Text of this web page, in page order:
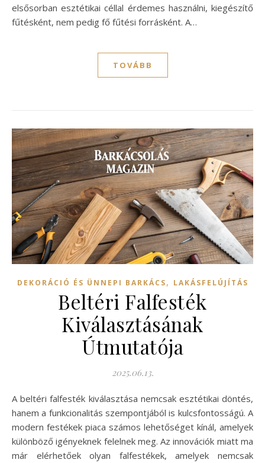
elsősorban esztétikai céllal érdemes használni, kiegészítő
fűtésként, nem pedig fő fűtési forrásként. A…
TOVÁBB
DEKORÁCIÓ ÉS ÜNNEPI BARKÁCS, LAKÁSFELÚJÍTÁS
Beltéri Falfesték
Kiválasztásának
Útmutatója
2025.06.13.
A beltéri falfesték kiválasztása nemcsak esztétikai döntés,
hanem a funkcionalitás szempontjából is kulcsfontosságú. A
modern festékek piaca számos lehetőséget kínál, amelyek
különböző igényeknek felelnek meg. Az innovációk miatt ma
már elérhetőek olyan falfestékek, amelyek nemcsak